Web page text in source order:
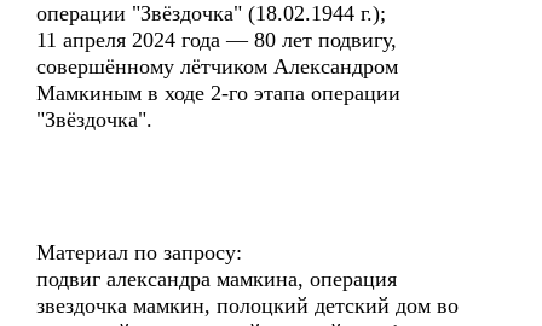
операции "Звёздочка" (18.02.1944 г.);
11 апреля 2024 года — 80 лет подвигу,
совершённому лётчиком Александром
Мамкиным в ходе 2-го этапа операции
"Звёздочка".
Материал по запросу:
подвиг александра мамкина, операция
звездочка мамкин, полоцкий детский дом во